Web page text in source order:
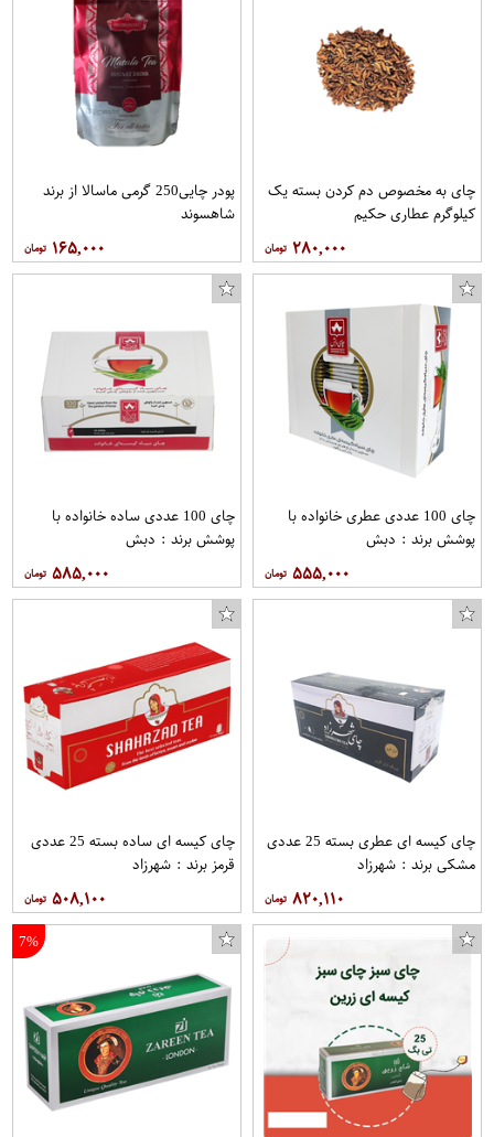
چای به مخصوص دم کردن بسته یک
کیلوگرم عطاری حکیم
۲۸۰,۰۰۰
پودر چایی250 گرمی ماسالا از برند
شاهسوند
۱۶۵,۰۰۰
چای 100 عددی عطری خانواده با
پوشش برند : دبش
۵۵۵,۰۰۰
چای 100 عددی ساده خانواده با
پوشش برند : دبش
۵۸۵,۰۰۰
چای کیسه ای عطری بسته 25 عددی
مشکی برند : شهرزاد
۸۲۰,۱۱۰
چای کیسه ای ساده بسته 25 عددی
قرمز برند : شهرزاد
۵۰۸,۱۰۰
7%